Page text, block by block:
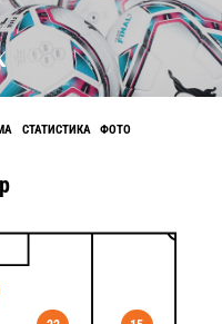
СТАТИСТИКА ФОТО